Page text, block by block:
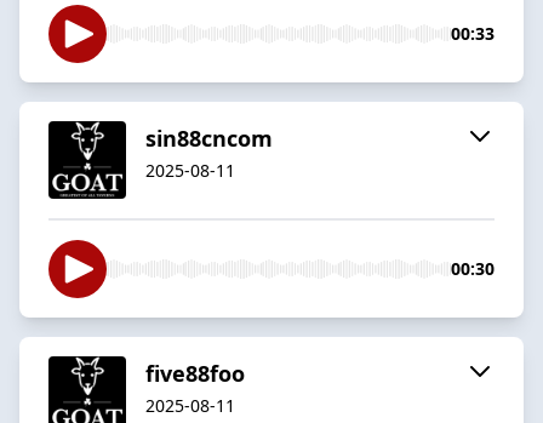
00:33
sin88cncom
2025-08-11
00:30
five88foo
2025-08-11